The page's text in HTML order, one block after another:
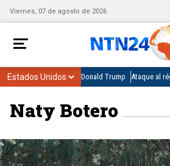
Viernes, 07 de agosto de 2026
Donald Trump Ataque al
Naty Botero